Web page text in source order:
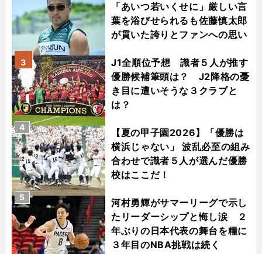
「あいつ若いくせに」厳しい言
葉を浴びせられるも佐藤慎太郎
が貫いた誇りとファンへの思い
J1全順位予想 識者５人が推す
優勝候補筆頭は？ J2降格の憂
き目に遭いそうな３クラブと
は？
3
【夏の甲子園2026】「優勝は
横浜じゃない」 波乱必至の組み
合わせで識者５人が選んだ優勝
校はここだ！
4
河村勇輝がサマーリーグで示し
たリーダーシップと悔し涙 ２
年ぶりの日本代表の舞台を糧に
３年目のNBA挑戦は続く
5